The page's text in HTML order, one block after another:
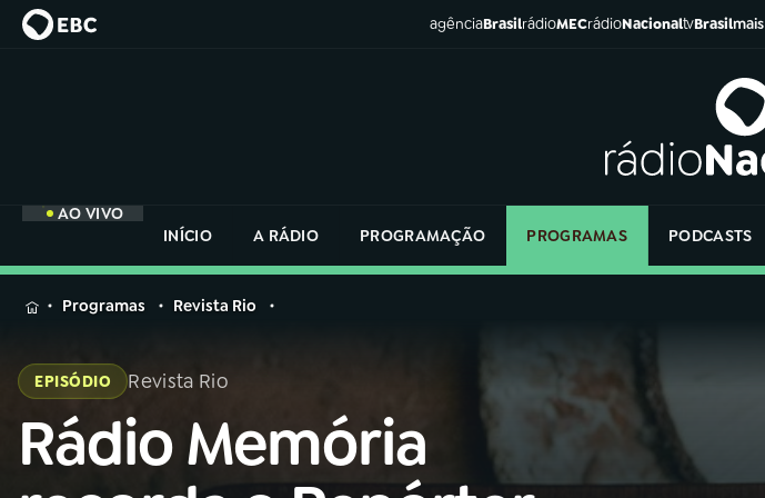
agênciaBrasilrádioMECrádioNacionaltvBrasilmais
AO VIVO
INÍCIO
A RÁDIO PROGRAMAÇÃO PROGRAMAS PODCASTS
MENU
Buscar
na
Rádio
na
Rádio
Nacional
Programas Revista Rio
EPISÓDIO Revista Rio
Rádio Memória